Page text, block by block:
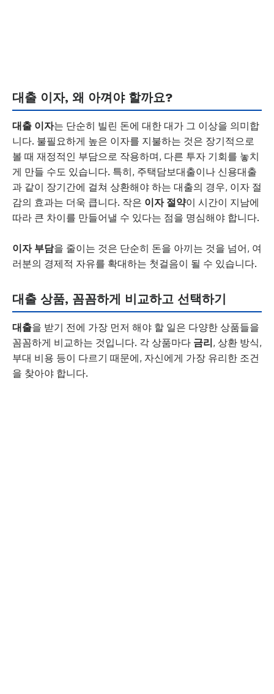
대출 이자, 왜 아껴야 할까요?
대출 이자는 단순히 빌린 돈에 대한 대가 그 이상을 의미합
니다. 불필요하게 높은 이자를 지불하는 것은 장기적으로
볼 때 재정적인 부담으로 작용하며, 다른 투자 기회를 놓치
게 만들 수도 있습니다. 특히, 주택담보대출이나 신용대출
과 같이 장기간에 걸쳐 상환해야 하는 대출의 경우, 이자 절
감의 효과는 더욱 큽니다. 작은 이자 절약이 시간이 지남에
따라 큰 차이를 만들어낼 수 있다는 점을 명심해야 합니다.
이자 부담을 줄이는 것은 단순히 돈을 아끼는 것을 넘어, 여
러분의 경제적 자유를 확대하는 첫걸음이 될 수 있습니다.
대출 상품, 꼼꼼하게 비교하고 선택하기
대출을 받기 전에 가장 먼저 해야 할 일은 다양한 상품들을
꼼꼼하게 비교하는 것입니다. 각 상품마다 금리, 상환 방식,
부대 비용 등이 다르기 때문에, 자신에게 가장 유리한 조건
을 찾아야 합니다.